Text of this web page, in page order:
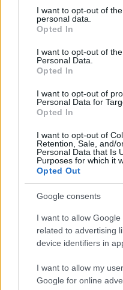
I want to opt-out of
personal data.
Opted In
I want to opt-out of
Personal Data.
Opted In
I want to opt-out of
Personal Data for
Opted In
I want to opt-out of
Retention, Sale, and/
Personal Data that Is
Purposes for which it
Opted Out
Google consents
I want to allow
related to advertising
device identifiers in
I want to allow my
Google for online
Ma il fenomeno si
spettacolo, dove
slogan da strapazzo.
unendosi ai contrari
quasi fosse un
Giovanni Storti del trio
ha paragonato il
a sorte degli attori
che ridicolizza la
irresponsabile”.
Edoardo Bennato
Comitato del No.
Parisi, premio Nobel
: “Voi vorreste
scelti estraendoli a